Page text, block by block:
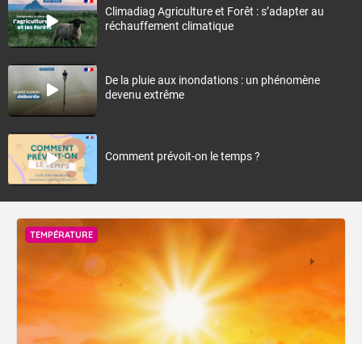
Climadiag Agriculture et Forêt : s’adapter au
réchauffement climatique
De la pluie aux inondations : un phénomène
devenu extrême
Comment prévoit-on le temps ?
TEMPÉRATURE